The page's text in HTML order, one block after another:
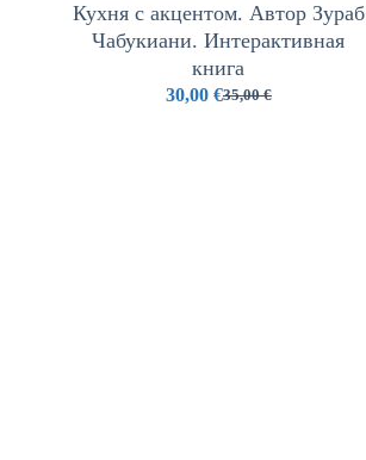
Кухня с акцентом. Автор Зураб
Чабукиани. Интерактивная
книга
35,00€
30,00 €